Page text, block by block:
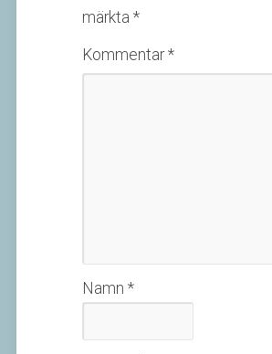
märkta *
Kommentar*
Namn *